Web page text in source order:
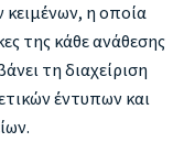
η οποία
της κάθε ανάθεσης
τη διαχείριση
έντυπων και